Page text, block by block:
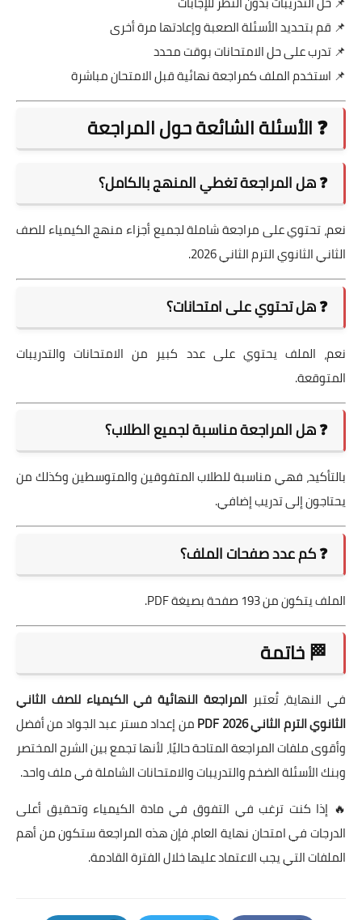
📌 قم بتحديد الأسئلة الصعبة وإعادتها مرة أخرى
📌 تدرب على حل الامتحانات بوقت محدد
📌 استخدم الملف كمراجعة نهائية قبل الامتحان مباشرة
❓ الأسئلة الشائعة حول المراجعة
❓ هل المراجعة تغطي المنهج بالكامل؟
نعم، تحتوي على مراجعة شاملة لجميع أجزاء منهج الكيمياء للصف
الثاني الثانوي الترم الثاني 2026.
❓ هل تحتوي على امتحانات؟
نعم، الملف يحتوي على عدد كبير من الامتحانات والتدريبات
المتوقعة.
❓ هل المراجعة مناسبة لجميع الطلاب؟
بالتأكيد، فهي مناسبة للطلاب المتفوقين والمتوسطين وكذلك من
يحتاجون إلى تدريب إضافي.
❓ كم عدد صفحات الملف؟
الملف يتكون من 193 صفحة بصيغة PDF.
🏁 خاتمة
في النهاية، تُعتبرالمراجعة النهائية في الكيمياء للصف الثاني
الثانوي الترم الثاني 2026 PDF
من إعداد مستر عبد الجواد من أفضل
وأقوى ملفات المراجعة المتاحة حاليًا، لأنها تجمع بين الشرح المختصر
وبنك الأسئلة الضخم والتدريبات والامتحانات الشاملة في ملف واحد.
🔥 إذا كنت ترغب في التفوق في مادة الكيمياء وتحقيق أعلى
الدرجات في امتحان نهاية العام، فإن هذه المراجعة ستكون من أهم
الملفات التي يجب الاعتماد عليها خلال الفترة القادمة.